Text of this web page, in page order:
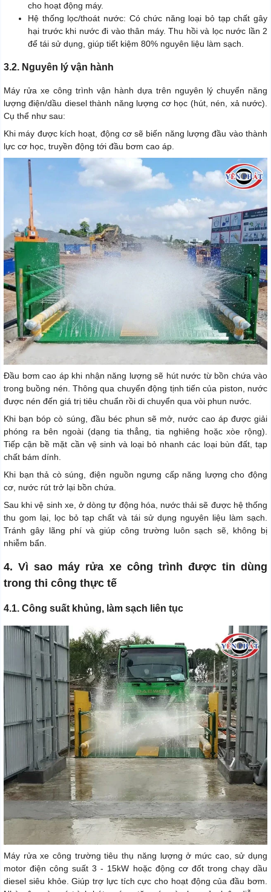
cho hoạt động máy.
Hệ thống lọc/thoát nước: Có chức năng loại bỏ tạp chất gây
hại trước khi nước đi vào thân máy. Thu hồi và lọc nước lần 2
để tái sử dụng, giúp tiết kiệm 80% nguyên liệu làm sạch.
3.2. Nguyên lý vận hành
Máy rửa xe công trình vận hành dựa trên nguyên lý chuyển năng
lượng điện/dầu diesel thành năng lượng cơ học (hút, nén, xả nước).
Cụ thể như sau:
Khi máy được kích hoạt, động cơ sẽ biến năng lượng đầu vào thành
lực cơ học, truyền động tới đầu bơm cao áp.
Đầu bơm cao áp khi nhận năng lượng sẽ hút nước từ bồn chứa vào
trong buồng nén. Thông qua chuyển động tịnh tiến của piston, nước
được nén đến giá trị tiêu chuẩn rồi di chuyển qua vòi phun nước.
Khi bạn bóp cò súng, đầu béc phun sẽ mở, nước cao áp được giải
phóng ra bên ngoài (dạng tia thẳng, tia nghiêng hoặc xòe rộng).
Tiếp cận bề mặt cần vệ sinh và loại bỏ nhanh các loại bùn đất, tạp
chất bám dính.
Khi bạn thả cò súng, điện nguồn ngưng cấp năng lượng cho động
cơ, nước rút trở lại bồn chứa.
Sau khi vệ sinh xe, ở dòng tự động hóa, nước thải sẽ được hệ thống
thu gom lại, lọc bỏ tạp chất và tái sử dụng nguyên liệu làm sạch.
Tránh gây lãng phí và giúp công trường luôn sạch sẽ, không bị
nhiễm bẩn.
4. Vì sao máy rửa xe công trình được tin dùng
trong thi công thực tế
4.1. Công suất khủng, làm sạch liên tục
Máy rửa xe công trường tiêu thụ năng lượng ở mức cao, sử dụng
motor điện công suất 3 - 15kW hoặc động cơ đốt trong chạy dầu
diesel siêu khỏe. Giúp trợ lực tích cực cho hoạt động của đầu bơm.